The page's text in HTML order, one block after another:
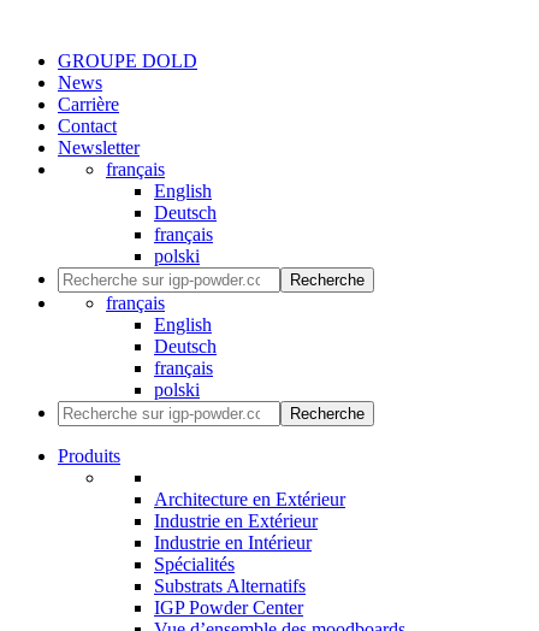
GROUPE DOLD
News
Carrière
Contact
Newsletter
français
English
Deutsch
français
polski
Recherche
français
English
Deutsch
français
polski
Recherche
Produits
Architecture en Extérieur
Industrie en Extérieur
Industrie en Intérieur
Spécialités
Substrats Alternatifs
IGP Powder Center